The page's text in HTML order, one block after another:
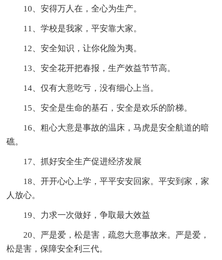
10、安得万人在，全心为生产。
11、学校是我家，平安靠大家。
12、安全知识，让你化险为夷。
13、安全花开把春报，生产效益节节高。
14、仅有大意吃亏，没有细心上当。
15、安全是生命的基石，安全是欢乐的阶梯。
16、粗心大意是事故的温床，马虎是安全航道的暗
礁。
17、抓好安全生产促进经济发展
18、开开心心上学，平平安安回家。平安到家，家
人放心。
19、力求一次做好，争取最大效益
20、严是爱，松是害，疏忽大意事故来。严是爱，
松是害，保障安全利三代。